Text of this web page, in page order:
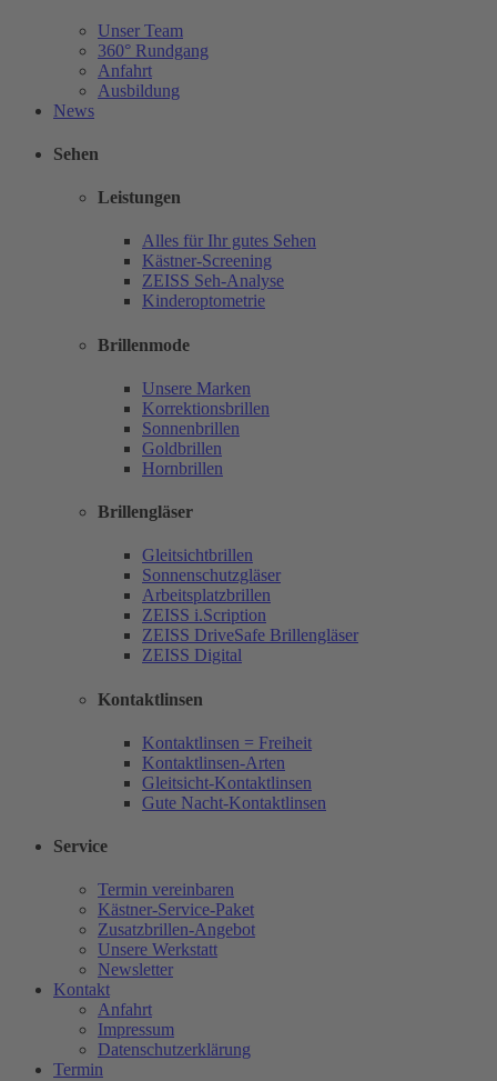
Unser Team
360° Rundgang
Anfahrt
Ausbildung
News
Sehen
Leistungen
Alles für Ihr gutes Sehen
Kästner-Screening
ZEISS Seh-Analyse
Kinderoptometrie
Brillenmode
Unsere Marken
Korrektionsbrillen
Sonnenbrillen
Goldbrillen
Hornbrillen
Brillengläser
Gleitsichtbrillen
Sonnenschutzgläser
Arbeitsplatzbrillen
ZEISS i.Scription
ZEISS DriveSafe Brillengläser
ZEISS Digital
Kontaktlinsen
Kontaktlinsen = Freiheit
Kontaktlinsen-Arten
Gleitsicht-Kontaktlinsen
Gute Nacht-Kontaktlinsen
Service
Termin vereinbaren
Kästner-Service-Paket
Zusatzbrillen-Angebot
Unsere Werkstatt
Newsletter
Kontakt
Anfahrt
Impressum
Datenschutzerklärung
Termin